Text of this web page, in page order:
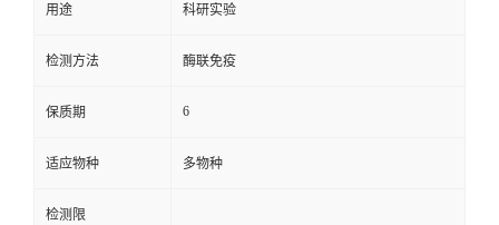
用途 科研实验
检测方法 酶联免疫
保质期 6
适应物种 多物种
检测限